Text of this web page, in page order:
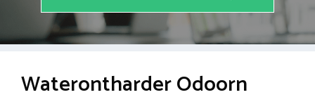
Waterontharder Odoorn